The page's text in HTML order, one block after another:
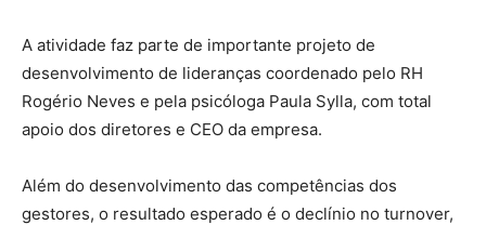
A atividade faz parte de importante projeto de
desenvolvimento de lideranças coordenado pelo RH
Rogério Neves e pela psicóloga Paula Sylla, com total
apoio dos diretores e CEO da empresa.
Além do desenvolvimento das competências dos
gestores, o resultado esperado é o declínio no turnover,